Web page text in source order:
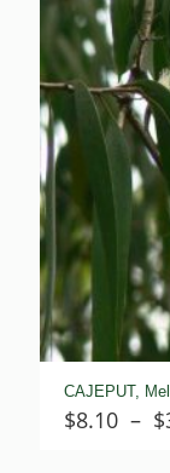
CAJEPUT,
$8.10 – $